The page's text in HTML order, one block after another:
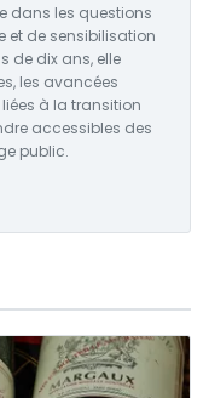
dans les questions
et de sensibilisation
de dix ans, elle
les avancées
à la transition
accessibles des
public.